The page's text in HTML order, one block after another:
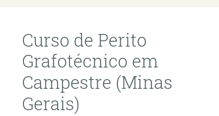
Curso de Perito
Grafotécnico em
Campestre (Minas
Gerais)